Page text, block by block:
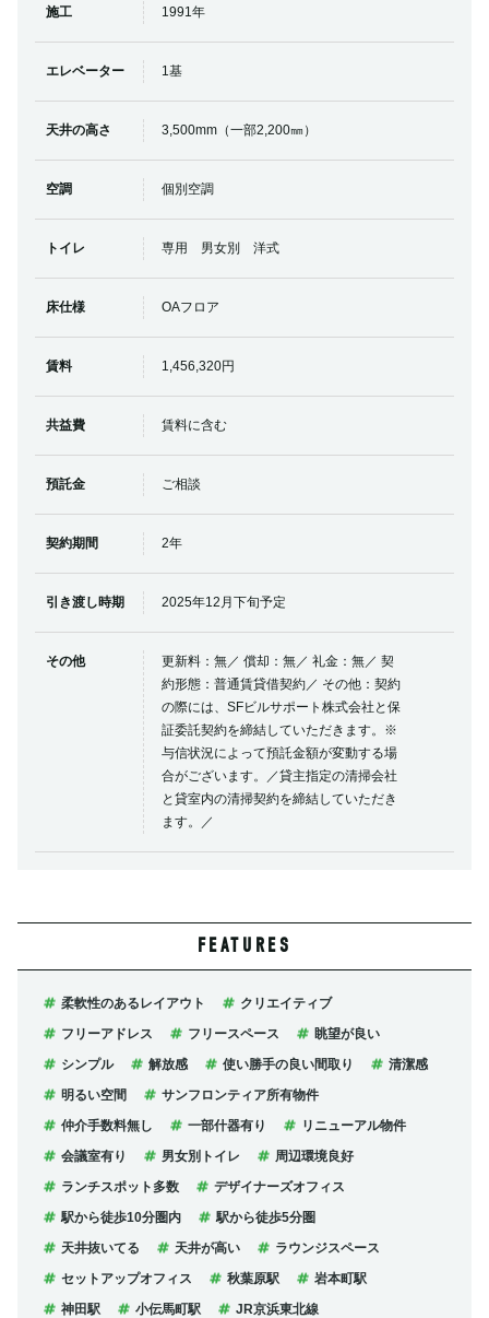
施工 1991年
エレベーター 1基
天井の高さ 3,500mm（一部2,200㎜）
空調 個別空調
トイレ 専用 男女別 洋式
床仕様 OAフロア
賃料 1,456,320円
共益費 賃料に含む
預託金 ご相談
契約期間 2年
引き渡し時期 2025年12月下旬予定
その他
更新料：無／ 償却：無／ 礼金：無／ 契
約形態：普通賃貸借契約／ その他：契約
の際には、SFビルサポート株式会社と保
証委託契約を締結していただきます。※
与信状況によって預託金額が変動する場
合がございます。／貸主指定の清掃会社
と貸室内の清掃契約を締結していただき
ます。／
FEATURES
柔軟性のあるレイアウト
クリエイティブ
フリーアドレス
フリースペース
眺望が良い
シンプル
解放感 使い勝手の良い間取り
清潔感
明るい空間
サンフロンティア所有物件
仲介手数料無し
一部什器有り
リニューアル物件
会議室有り
男女別トイレ
周辺環境良好
ランチスポット多数
デザイナーズオフィス
駅から徒歩10分圏内
駅から徒歩5分圏
天井抜いてる
天井が高い
ラウンジスペース
セットアップオフィス
秋葉原駅
岩本町駅
神田駅
小伝馬町駅
JR京浜東北線